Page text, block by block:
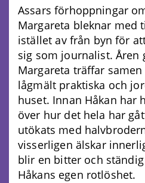
Assars förhoppningar
Margareta bleknar med
istället av från byn för
sig som journalist. Åren
Margareta träffar
lågmält praktiska och
huset. Innan Håkan har
över hur det hela har
utökats med
visserligen älskar
blir en bitter och
Håkans egen rotlöshet.